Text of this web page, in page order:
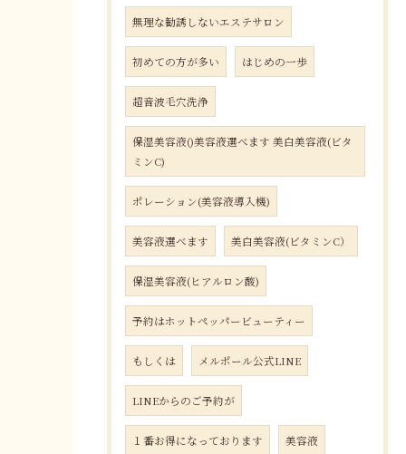
無理な勧誘しないエステサロン
初めての方が多い はじめの一歩
超音波毛穴洗浄
保湿美容液()美容液選べます 美白美容液(ビタ
ミンC)
ポレーション(美容液導入機)
美容液選べます 美白美容液(ビタミンC）
保湿美容液(ヒアルロン酸)
予約はホットペッパービューティー
もしくは メルポール公式LINE
LINEからのご予約が
１番お得になっております 美容液